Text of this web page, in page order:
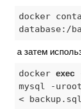
docker
database:/
а затем
docker exec
mysql -
< backup.sql